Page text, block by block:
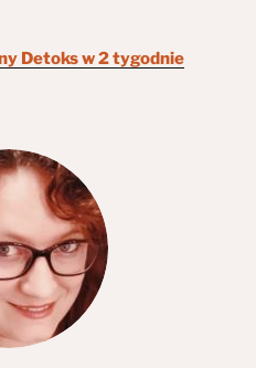
Detoks w 2 tygodnie